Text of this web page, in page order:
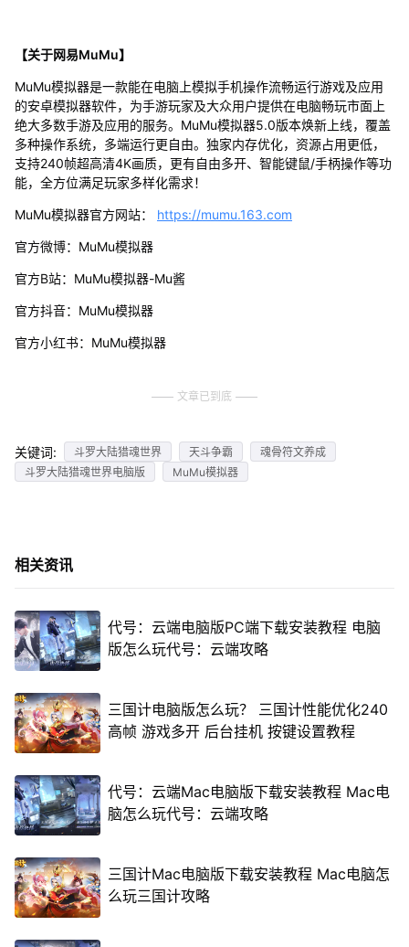
【关于网易MuMu】
MuMu模拟器是一款能在电脑上模拟手机操作流畅运行游戏及应用
的安卓模拟器软件，为手游玩家及大众用户提供在电脑畅玩市面上
绝大多数手游及应用的服务。MuMu模拟器5.0版本焕新上线，覆盖
多种操作系统，多端运行更自由。独家内存优化，资源占用更低，
支持240帧超高清4K画质，更有自由多开、智能键鼠/手柄操作等功
能，全方位满足玩家多样化需求！
MuMu模拟器官方网站： https://mumu.163.com
官方微博：MuMu模拟器
官方B站：MuMu模拟器-Mu酱
官方抖音：MuMu模拟器
官方小红书：MuMu模拟器
文章已到底
关键词: 斗罗大陆猎魂世界 天斗争霸
魂骨符文养成
斗罗大陆猎魂世界电脑版
MuMu模拟器
相关资讯
代号：云端电脑版PC端下载安装教程 电脑
版怎么玩代号：云端攻略
三国计电脑版怎么玩？ 三国计性能优化240
高帧 游戏多开 后台挂机 按键设置教程
代号：云端Mac电脑版下载安装教程 Mac电
脑怎么玩代号：云端攻略
三国计Mac电脑版下载安装教程 Mac电脑怎
么玩三国计攻略